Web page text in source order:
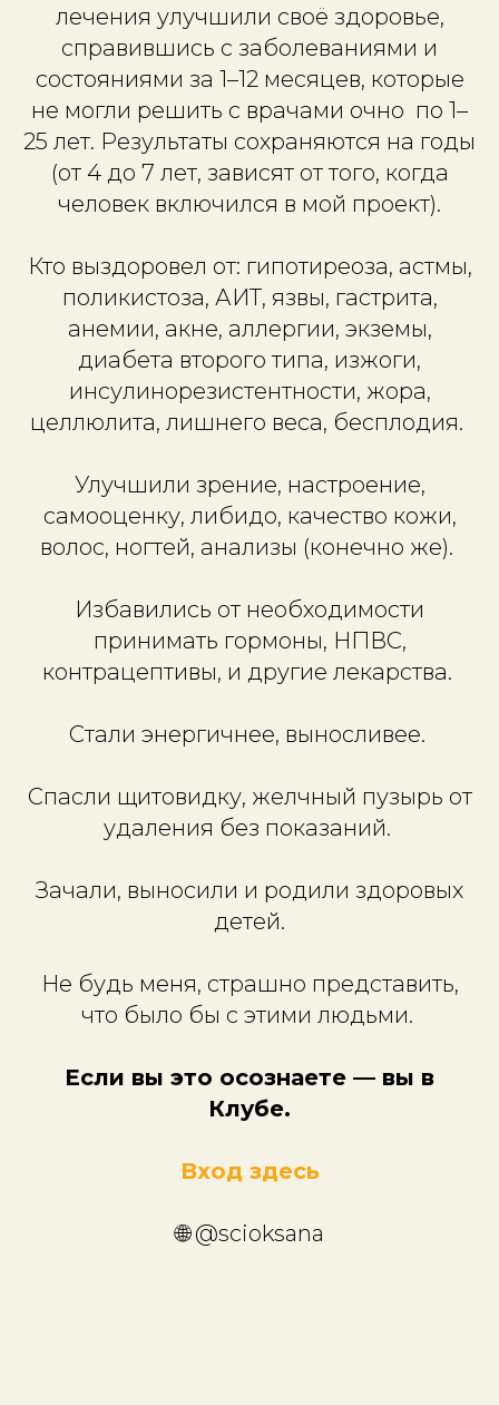
лечения улучшили своё здоровье,
справившись с заболеваниями и
состояниями за 1–12 месяцев, которые
не могли решить с врачами очно по 1–
25 лет. Результаты сохраняются на годы
(от 4 до 7 лет, зависят от того, когда
человек включился в мой проект).
Кто выздоровел от: гипотиреоза, астмы,
поликистоза, АИТ, язвы, гастрита,
анемии, акне, аллергии, экземы,
диабета второго типа, изжоги,
инсулинорезистентности, жора,
целлюлита, лишнего веса, бесплодия.
Улучшили зрение, настроение,
самооценку, либидо, качество кожи,
волос, ногтей, анализы (конечно же).
Избавились от необходимости
принимать гормоны, НПВС,
контрацептивы, и другие лекарства.
Стали энергичнее, выносливее.
Спасли щитовидку, желчный пузырь от
удаления без показаний.
Зачали, выносили и родили здоровых
детей.
Не будь меня, страшно представить,
что было бы с этими людьми.
Если вы это осознаете — вы в
Клубе.
Вход здесь
🌐 @scioksana